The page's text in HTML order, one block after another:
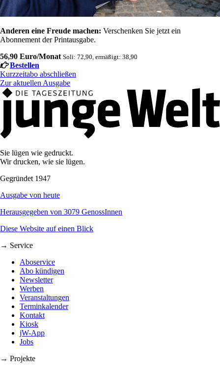
Anderen eine Freude machen: Verschenken Sie jetzt ein
Abonnement der Printausgabe.
56,90 Euro/Monat Soli: 72,90, ermäßigt: 38,90
Bestellen
Kurzzeitabo abschließen
Zur aktuellen Ausgabe
Sie lügen wie gedruckt.
Wir drucken, wie sie lügen.
Gegründet 1947
Ausgabe von heute
Herausgegeben von 3079 GenossInnen
Diese Website auf einen Blick
→ Service
Aboservice
Abo kündigen
Newsletter
Werben
Veranstaltungen
Terminkalender
Kontakt
Kiosk
jW-App
Jobs
→ Projekte